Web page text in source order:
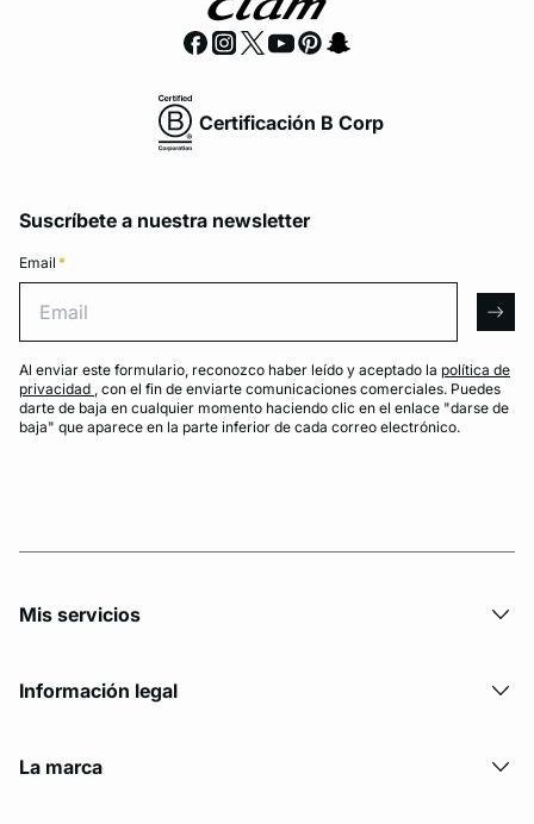
Certificación B Corp
Suscríbete a nuestra newsletter
Email *
Al enviar este formulario, reconozco haber leído y aceptado la política de
privacidad , con el fin de enviarte comunicaciones comerciales. Puedes
darte de baja en cualquier momento haciendo clic en el enlace "darse de
baja" que aparece en la parte inferior de cada correo electrónico.
Mis servicios
Información legal
La marca